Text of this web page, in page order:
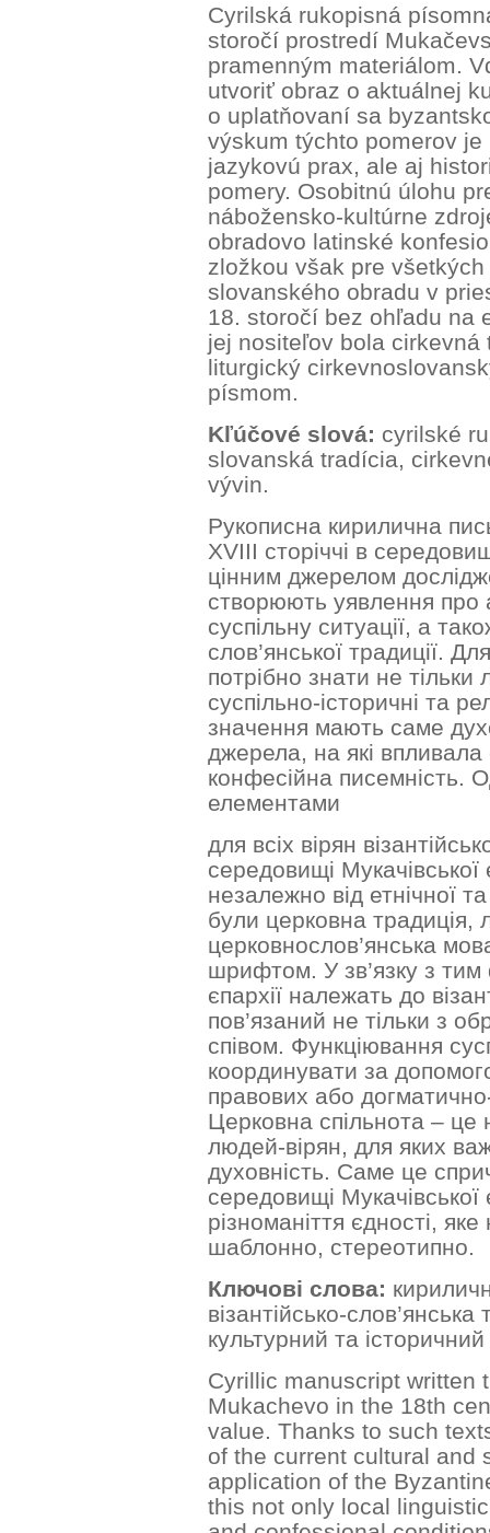
Cyrilská rukopisná
storočí prostredí
pramenným materiálom.
utvoriť obraz o aktuálnej
o uplatňovaní sa
výskum týchto pomerov
jazykovú prax, ale aj
pomery. Osobitnú úlohu
nábožensko-kultúrne
obradovo latinské
zložkou však pre
slovanského obradu v
18. storočí bez ohľadu na
jej nositeľov bola
liturgický
písmom.
Kľúčové slová: cyrilské
slovanská tradícia,
vývin.
Рукописна кирилична
XVIII сторіччі в
цінним джерелом
створюють уявлення про
суспільну ситуації, а
слов’янської традиції.
потрібно знати не
суспільно-історичні та
значення мають саме
джерела, на які
конфесійна писемність.
елементами
для всіх вірян
середовищі Мукачівської
незалежно від етнічної
були церковна традиція,
церковнослов’янська
шрифтом. У зв’язку з тим
єпархії належать до
пов’язаний не тільки з
співом. Функціювання
координувати за
правових або
Церковна спільнота –
людей-вірян, для яких
духовність. Саме це
середовищі Мукачівської
різноманіття єдності,
шаблонно, стереотипно.
Ключові слова:
візантійсько-
культурний та
Cyrillic manuscript written
Mukachevo in the 18th
value. Thanks to such
of the current cultural and
application of the
this not only local